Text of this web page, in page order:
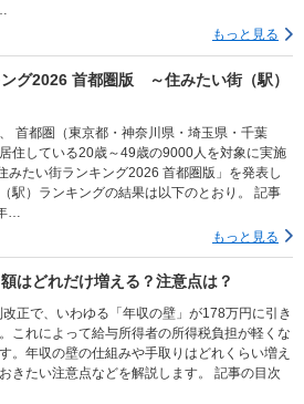
もっと見る
グ2026 首都圏版 ～住みたい街（駅）
首都圏（東京都・神奈川県・埼玉県・千葉
住している20歳～49歳の9000人を対象に実施
みたい街ランキング2026 首都圏版」を発表し
駅）ランキングの結果は以下のとおり。 記事
…
もっと見る
はどれだけ増える？注意点は？
正で、いわゆる「年収の壁」が178万円に引き
これによって給与所得者の所得税負担が軽くな
。年収の壁の仕組みや手取りはどれくらい増え
きたい注意点などを解説します。 記事の目次